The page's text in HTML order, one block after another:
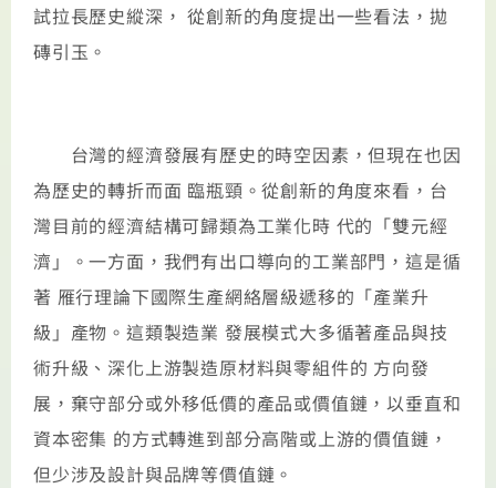
試拉長歷史縱深， 從創新的角度提出一些看法，拋
磚引玉。
台灣的經濟發展有歷史的時空因素，但現在也因
為歷史的轉折而面 臨瓶頸。從創新的角度來看，台
灣目前的經濟結構可歸類為工業化時 代的「雙元經
濟」。一方面，我們有出口導向的工業部門，這是循
著 雁行理論下國際生產網絡層級遞移的「產業升
級」產物。這類製造業 發展模式大多循著產品與技
術升級、深化上游製造原材料與零組件的 方向發
展，棄守部分或外移低價的產品或價值鏈，以垂直和
資本密集 的方式轉進到部分高階或上游的價值鏈，
但少涉及設計與品牌等價值鏈。